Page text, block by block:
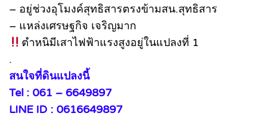
– อยู่ช่วงอุโมงค์​สุทธิ​สาร​ตรงข้ามสน.สุทธิสาร
– แหล่งเศรษฐกิจ เจริญมาก
ตำหนิมีเสาไฟฟ้าแรงสูงอยู่ในแปลงที่ 1
.
สนใจที่ดินแปลงนี้
Tel : 061 – 6649897
LINE ID : 0616649897